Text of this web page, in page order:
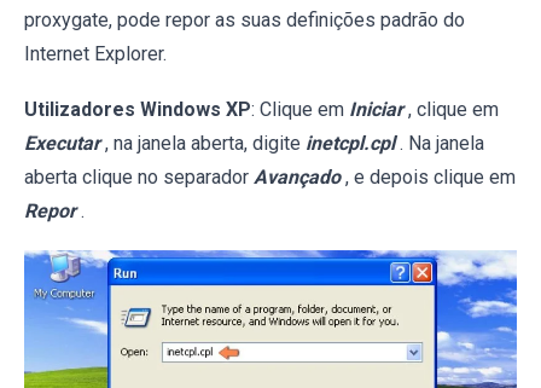
proxygate, pode repor as suas definições padrão do
Internet Explorer.
Utilizadores Windows XP: Clique em Iniciar , clique em
Executar , na janela aberta, digite inetcpl.cpl . Na janela
aberta clique no separador Avançado , e depois clique em
Repor .